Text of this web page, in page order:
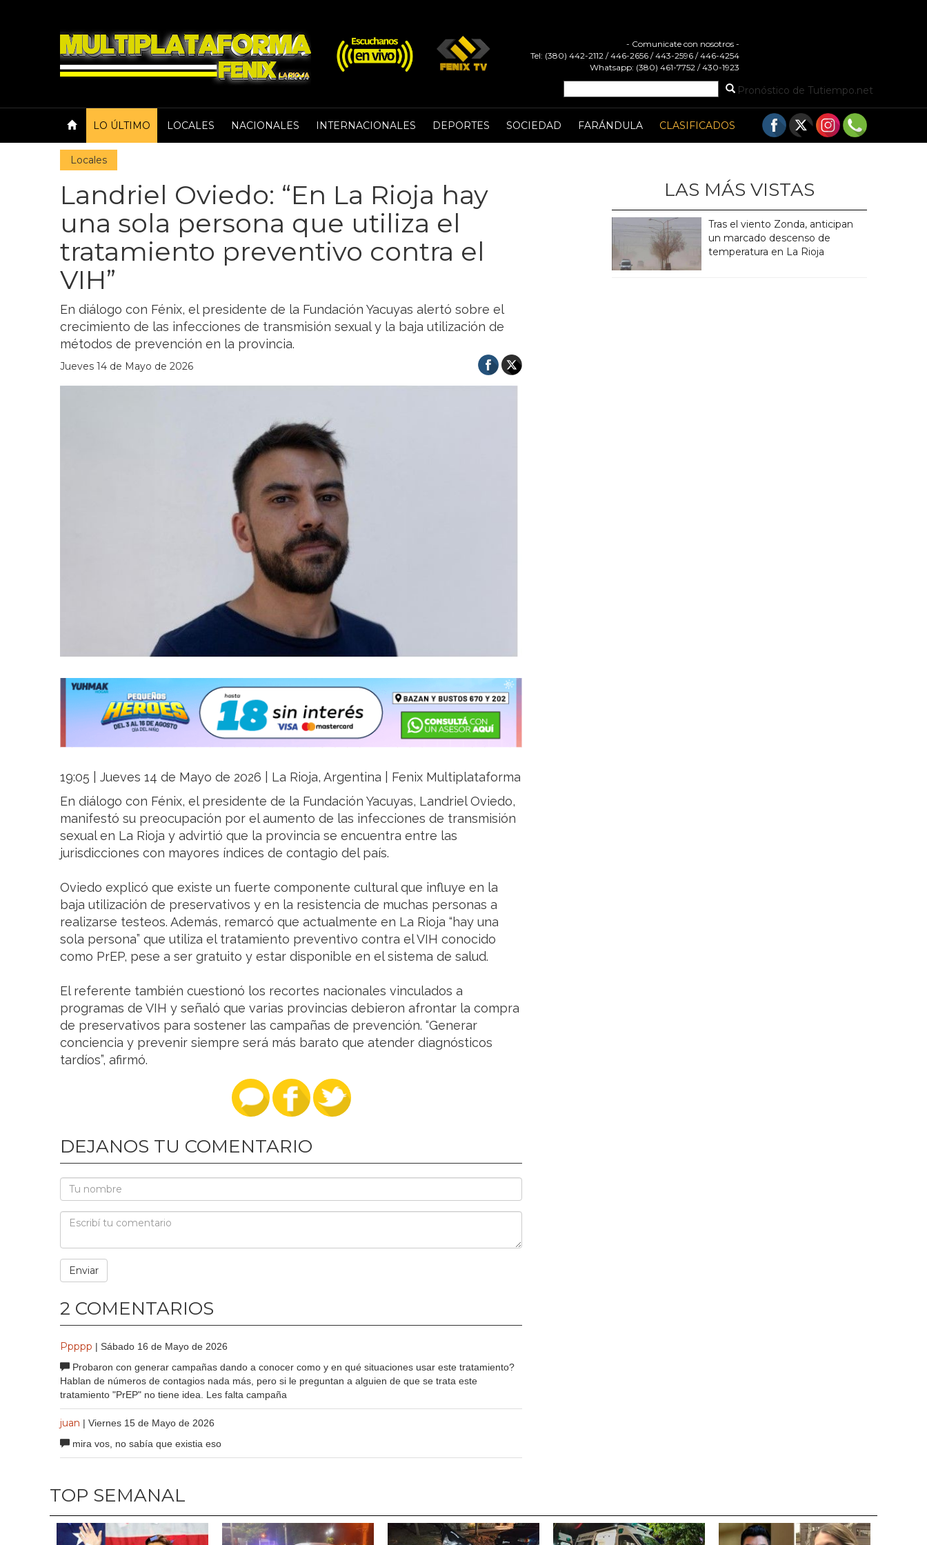
- Comunicate con nosotros -
Tel: (380) 442-2112 / 446-2656 / 443-2596 / 446-4254
Whatsapp: (380) 461-7752 / 430-1923
Pronóstico de Tutiempo.net
LO ÚLTIMO LOCALES NACIONALES INTERNACIONALES DEPORTES SOCIEDAD FARÁNDULA CLASIFICADOS
Locales
Landriel Oviedo: “En La Rioja hay
una sola persona que utiliza el
tratamiento preventivo contra el
VIH”
En diálogo con Fénix, el presidente de la Fundación Yacuyas alertó sobre el
crecimiento de las infecciones de transmisión sexual y la baja utilización de
métodos de prevención en la provincia.
Jueves 14 de Mayo de 2026
19:05 | Jueves 14 de Mayo de 2026 | La Rioja, Argentina | Fenix Multiplataforma
En diálogo con Fénix, el presidente de la Fundación Yacuyas, Landriel Oviedo,
manifestó su preocupación por el aumento de las infecciones de transmisión
sexual en La Rioja y advirtió que la provincia se encuentra entre las
jurisdicciones con mayores índices de contagio del país.
Oviedo explicó que existe un fuerte componente cultural que influye en la
baja utilización de preservativos y en la resistencia de muchas personas a
realizarse testeos. Además, remarcó que actualmente en La Rioja “hay una
sola persona” que utiliza el tratamiento preventivo contra el VIH conocido
como PrEP, pese a ser gratuito y estar disponible en el sistema de salud.
El referente también cuestionó los recortes nacionales vinculados a
programas de VIH y señaló que varias provincias debieron afrontar la compra
de preservativos para sostener las campañas de prevención. “Generar
conciencia y prevenir siempre será más barato que atender diagnósticos
tardíos”, afirmó.
DEJANOS TU COMENTARIO
2 COMENTARIOS
Ppppp | Sábado 16 de Mayo de 2026
Probaron con generar campañas dando a conocer como y en qué situaciones usar este tratamiento?
Hablan de números de contagios nada más, pero si le preguntan a alguien de que se trata este
tratamiento "PrEP" no tiene idea. Les falta campaña
juan | Viernes 15 de Mayo de 2026
mira vos, no sabía que existia eso
LAS MÁS VISTAS
Tras el viento Zonda, anticipan
un marcado descenso de
temperatura en La Rioja
TOP SEMANAL